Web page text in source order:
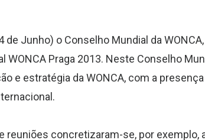
Junho) o Conselho Mundial da
WONCA Praga 2013. Neste Conselho
e estratégia da WONCA, com a
reuniões concretizaram-se, por